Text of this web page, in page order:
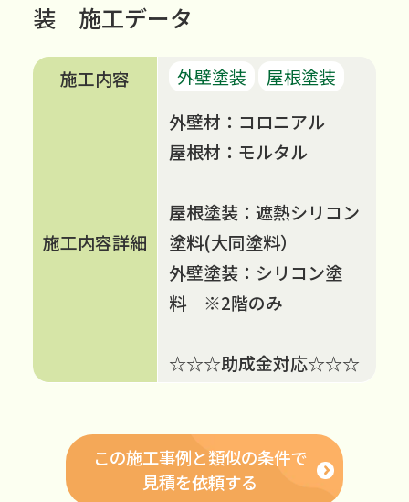
装 施工データ
施工内容 外壁塗装 屋根塗装
施工内容詳細
外壁材：コロニアル
屋根材：モルタル
屋根塗装：遮熱シリコン
塗料(大同塗料）
外壁塗装：シリコン塗
料 ※2階のみ
☆☆☆助成金対応☆☆☆
この施工事例と類似の条件で
見積を依頼する